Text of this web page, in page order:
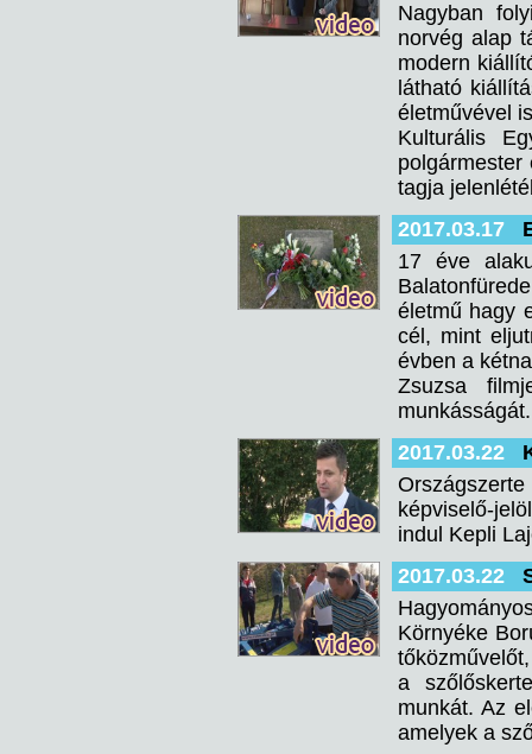
Nagyban
norvég alap
modern
látható
életművével
Kulturális
tagja
2017.03.17
17 éve
életmű hagy
cél, mint
évben a
Zsuzsa
munkásságát.
2017.03.22
képviselő-
indul Kepli
2017.03.22
Környéke
a
munkát. Az
amelyek a